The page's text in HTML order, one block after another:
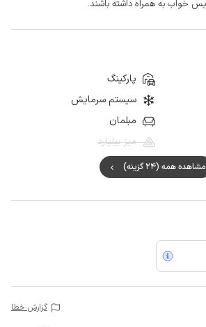
پارکینگ
سیستم سرمایش
مبلمان
میز بیلیارد
مشاهده همه (24 گزینه)
گزارش خطا